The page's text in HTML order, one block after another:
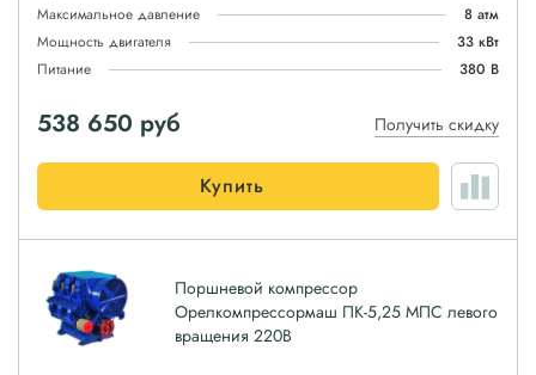
Максимальное давление
8 атм
Мощность двигателя
33 кВт
Питание
380 В
538 650 руб Получить скидку
Купить
Поршневой компрессор
Орелкомпрессормаш ПК-5,25 МПС левого
вращения 220В